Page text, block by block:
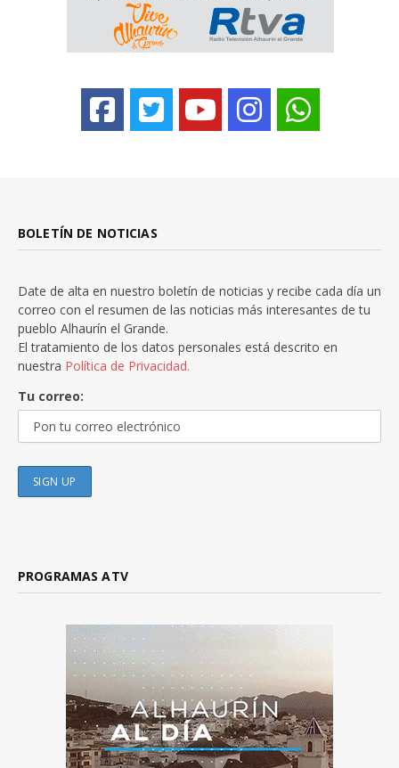
BOLETÍN DE NOTICIAS
Date de alta en nuestro boletín de noticias y recibe cada día un
correo con el resumen de las noticias más interesantes de tu
pueblo Alhaurín el Grande.
El tratamiento de los datos personales está descrito en
nuestra Política de Privacidad.
Tu correo:
PROGRAMAS ATV